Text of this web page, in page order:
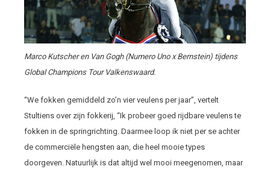
Marco Kutscher en Van Gogh (Numero Uno x Bernstein) tijdens
Global Champions Tour Valkenswaard.
“We fokken gemiddeld zo’n vier veulens per jaar”, vertelt
Stultiens over zijn fokkerij, “Ik probeer goed rijdbare veulens te
fokken in de springrichting. Daarmee loop ik niet per se achter
de commerciële hengsten aan, die heel mooie types
doorgeven. Natuurlijk is dat altijd wel mooi meegenomen, maar